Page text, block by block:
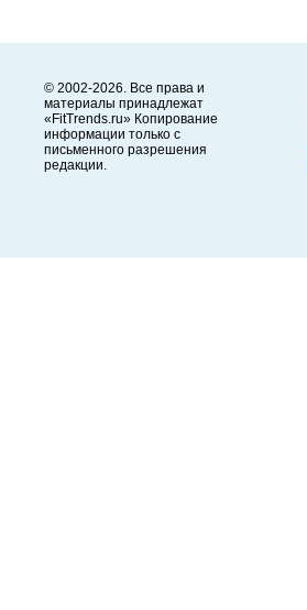
© 2002-2026. Все права и
материалы принадлежат
«FitTrends.ru» Копирование
информации только с
письменного разрешения
редакции.